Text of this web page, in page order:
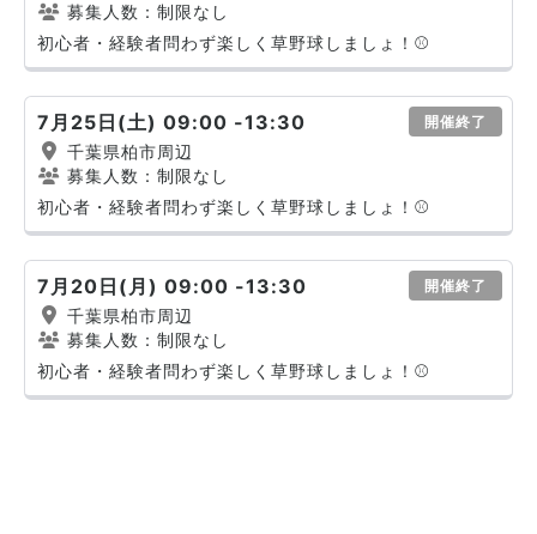
募集人数：制限なし
初心者・経験者問わず楽しく草野球しましょ！⚾️
7月25日(土) 09:00 -13:30 開催終了
千葉県柏市周辺
募集人数：制限なし
初心者・経験者問わず楽しく草野球しましょ！⚾️
7月20日(月) 09:00 -13:30 開催終了
千葉県柏市周辺
募集人数：制限なし
初心者・経験者問わず楽しく草野球しましょ！⚾️